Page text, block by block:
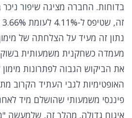
בדוחות. החברה מציגה שיפור ניכר
נתון זה מעיד על הצלחתה של
מעמדה כשחקנית משמעותית בשוק
את הביקוש הגבוה לפתרונות מימון
האופטימיות לגבי העתיד הקרוב
פיננסי משמעותי שהושלם מיד
איגוח גדולה. מהלך זה, שלמעשה